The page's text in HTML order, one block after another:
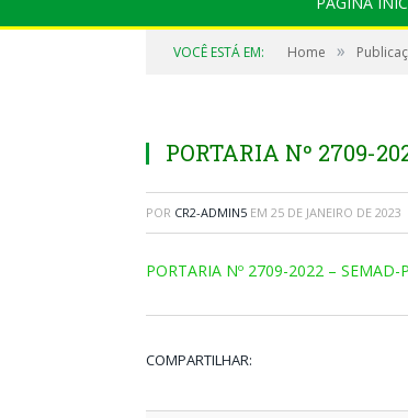
VOCÊ ESTÁ EM: Home »
PORTARIA Nº 2709-
POR CR2-ADMIN5 EM 25 DE JANEIRO DE 2023
PORTARIA Nº 2709-2022 – SEMAD-
COMPARTILHAR: